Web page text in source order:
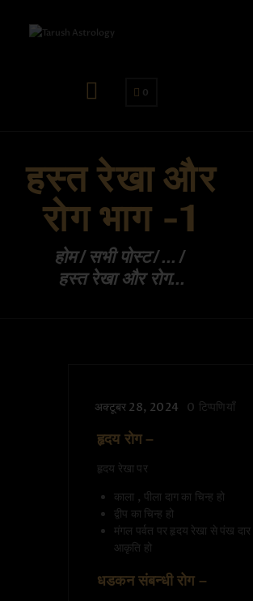
0
हस्त रेखा और
रोग भाग -1
होम सभी पोस्ट
...
हस्त रेखा और रोग...
अक्टूबर 28, 2024 0 टिप्पणियाँ
हृदय रोग –
हृदय रेखा पर
काला , पीला दाग का चिन्ह हो
द्वीप का चिन्ह हो
मंगल पर्वत पर हृदय रेखा से पंख दार
आकृति हो
धडकन संबन्धी रोग –